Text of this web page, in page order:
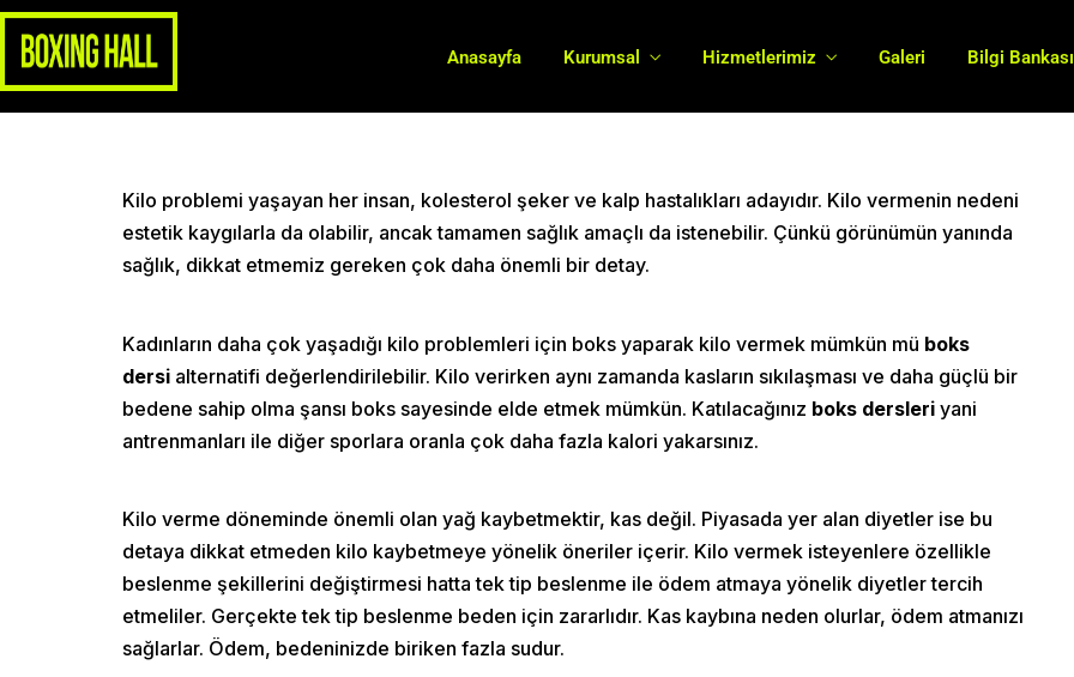
Anasayfa Kurumsal Hizmetlerimiz Galeri Bilgi Bankası
Boxinghall 11 Ocak 2023 Boks
Kilo problemi yaşayan her insan, kolesterol şeker ve kalp hastalıkları adayıdır. Kilo vermenin nedeni
estetik kaygılarla da olabilir, ancak tamamen sağlık amaçlı da istenebilir. Çünkü görünümün yanında
sağlık, dikkat etmemiz gereken çok daha önemli bir detay.
Kadınların daha çok yaşadığı kilo problemleri için boks yaparak kilo vermek mümkün mü boks
dersi alternatifi değerlendirilebilir. Kilo verirken aynı zamanda kasların sıkılaşması ve daha güçlü bir
bedene sahip olma şansı boks sayesinde elde etmek mümkün. Katılacağınız boks dersleri yani
antrenmanları ile diğer sporlara oranla çok daha fazla kalori yakarsınız.
Kilo verme döneminde önemli olan yağ kaybetmektir, kas değil. Piyasada yer alan diyetler ise bu
detaya dikkat etmeden kilo kaybetmeye yönelik öneriler içerir. Kilo vermek isteyenlere özellikle
beslenme şekillerini değiştirmesi hatta tek tip beslenme ile ödem atmaya yönelik diyetler tercih
etmeliler. Gerçekte tek tip beslenme beden için zararlıdır. Kas kaybına neden olurlar, ödem atmanızı
sağlarlar. Ödem, bedeninizde biriken fazla sudur.